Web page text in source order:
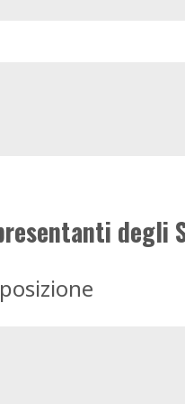
degli